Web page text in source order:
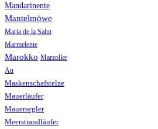
Mandarinente
Mantelmöwe
Maria de la Salut
Marmelente
Marokko Marzoller
Au
Maskenschafstelze
Mauerläufer
Mauersegler
Meerstrandläufer